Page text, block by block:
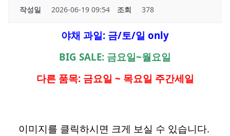
작성일 2026-06-19 09:54 조회 378
야채 과일: 금/토/일 only
BIG SALE: 금요일~월요일
다른 품목: 금요일 ~ 목요일 주간세일
이미지를 클릭하시면 크게 보실 수 있습니다.